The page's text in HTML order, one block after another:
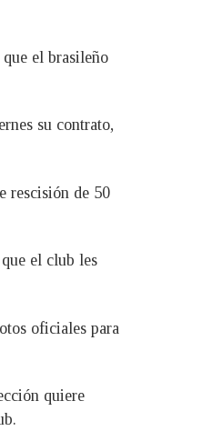
el brasileño
su contrato,
rescisión de 50
el club les
oficiales para
quiere